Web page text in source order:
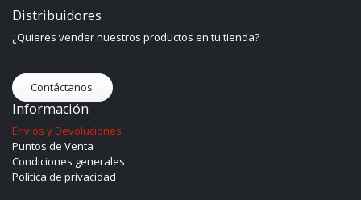
Distribuidores
¿Quieres vender nuestros productos en tu tienda?
Contáctanos
Información
Envíos y Devoluciones
Puntos de Venta
Condiciones generales
Política de privacidad